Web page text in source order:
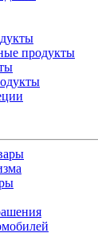
продукты